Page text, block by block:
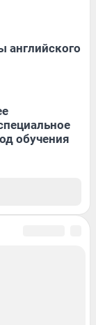
английского
обучения